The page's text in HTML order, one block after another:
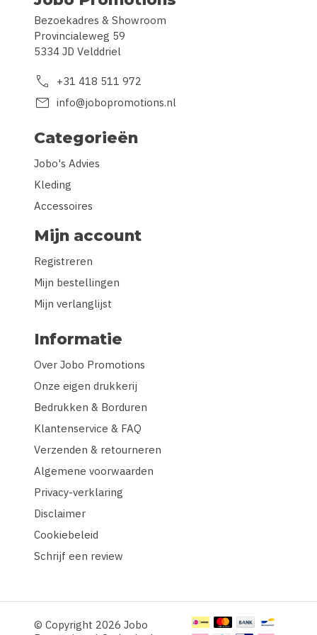
Bezoekadres & Showroom
Provincialeweg 59
5334 JD Velddriel
call +31 418 511 972
mail info@jobopromotions.nl
Categorieën
Jobo's Advies
Kleding
Accessoires
Mijn account
Registreren
Mijn bestellingen
Mijn verlanglijst
Informatie
Over Jobo Promotions
Onze eigen drukkerij
Bedrukken & Borduren
Klantenservice & FAQ
Verzenden & retourneren
Algemene voorwaarden
Privacy-verklaring
Disclaimer
Cookiebeleid
Schrijf een review
© Copyright 2026 Jobo